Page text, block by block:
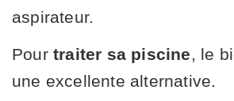
aspirateur.
Pour traiter sa piscine , le
une excellente alternative.